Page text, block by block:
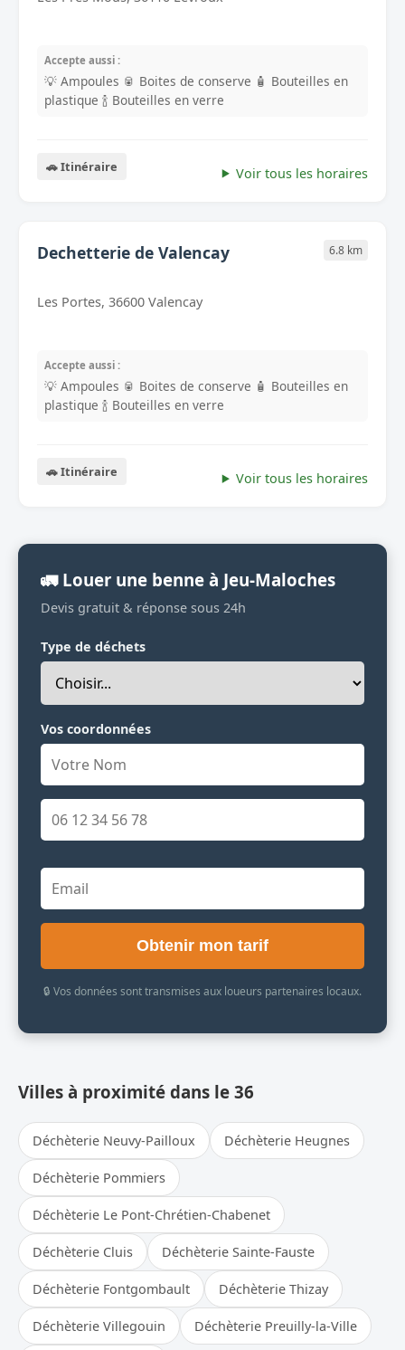
Accepte aussi :
💡 Ampoules 🥫 Boites de conserve 🧴 Bouteilles en
plastique 🍾 Bouteilles en verre
🚗 Itinéraire Voir tous les horaires
Dechetterie de Valencay 6.8 km
Les Portes, 36600 Valencay
Accepte aussi :
💡 Ampoules 🥫 Boites de conserve 🧴 Bouteilles en
plastique 🍾 Bouteilles en verre
🚗 Itinéraire Voir tous les horaires
🚛 Louer une benne à Jeu-Maloches
Devis gratuit & réponse sous 24h
Type de déchets
Vos coordonnées
Obtenir mon tarif
🔒 Vos données sont transmises aux loueurs partenaires locaux.
Villes à proximité dans le 36
Déchèterie Neuvy-Pailloux Déchèterie Heugnes
Déchèterie Pommiers
Déchèterie Le Pont-Chrétien-Chabenet
Déchèterie Cluis Déchèterie Sainte-Fauste
Déchèterie Fontgombault Déchèterie Thizay
Déchèterie Villegouin Déchèterie Preuilly-la-Ville